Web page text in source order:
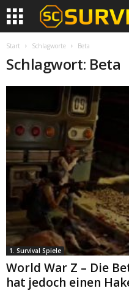
Start Schlagworte Beta
Schlagwort: Beta
1. Survival Spiele
World War Z – Die
hat jedoch einen